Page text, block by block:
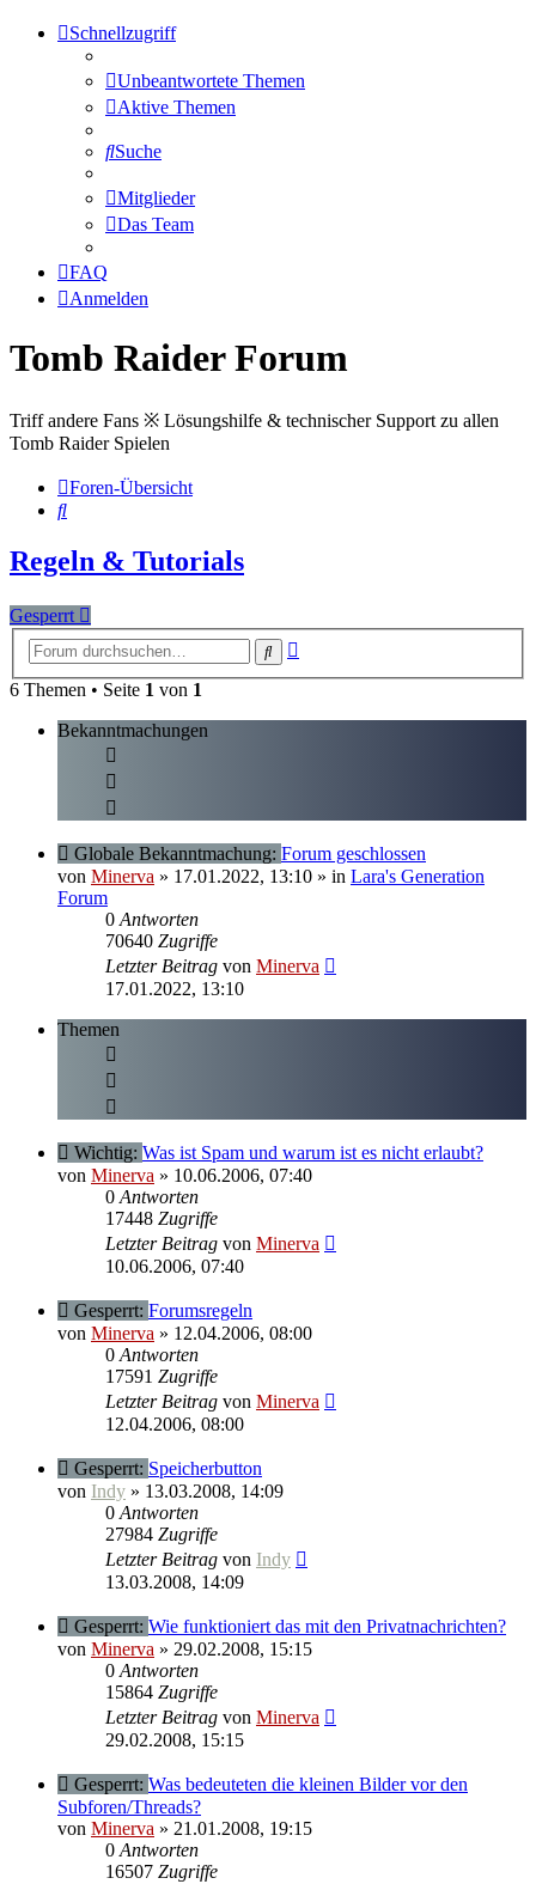
Schnellzugriff
Unbeantwortete Themen
Aktive Themen
Suche
Mitglieder
Das Team
FAQ
Anmelden
Tomb Raider Forum
Triff andere Fans ※ Lösungshilfe & technischer Support zu allen
Tomb Raider Spielen
Foren-Übersicht
Suche
Regeln & Tutorials
Gesperrt
Suche
6 Themen • Seite 1 von 1
Bekanntmachungen
Globale Bekanntmachung: Forum geschlossen
von Minerva » 17.01.2022, 13:10 » in Lara's Generation
Forum
0 Antworten
70640 Zugriffe
Letzter Beitrag von Minerva
17.01.2022, 13:10
Themen
Wichtig: Was ist Spam und warum ist es nicht erlaubt?
von Minerva » 10.06.2006, 07:40
0 Antworten
17448 Zugriffe
Letzter Beitrag von Minerva
10.06.2006, 07:40
Gesperrt: Forumsregeln
von Minerva » 12.04.2006, 08:00
0 Antworten
17591 Zugriffe
Letzter Beitrag von Minerva
12.04.2006, 08:00
Gesperrt: Speicherbutton
von Indy » 13.03.2008, 14:09
0 Antworten
27984 Zugriffe
Letzter Beitrag von Indy
13.03.2008, 14:09
Gesperrt: Wie funktioniert das mit den Privatnachrichten?
von Minerva » 29.02.2008, 15:15
0 Antworten
15864 Zugriffe
Letzter Beitrag von Minerva
29.02.2008, 15:15
Gesperrt: Was bedeuteten die kleinen Bilder vor den
Subforen/Threads?
von Minerva » 21.01.2008, 19:15
0 Antworten
16507 Zugriffe